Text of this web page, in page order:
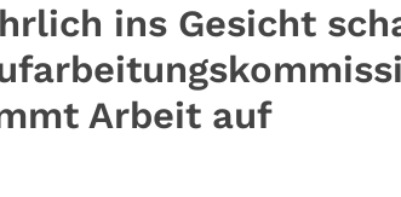
ins Gesicht
Arbeit auf